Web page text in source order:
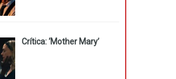
Crítica: ‘Mother Mary’